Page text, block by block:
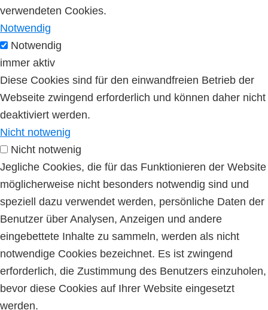
verwendeten Cookies.
Notwendig
Notwendig
immer aktiv
Diese Cookies sind für den einwandfreien Betrieb der
Webseite zwingend erforderlich und können daher nicht
deaktiviert werden.
Nicht notwenig
Nicht notwenig
Jegliche Cookies, die für das Funktionieren der Website
möglicherweise nicht besonders notwendig sind und
speziell dazu verwendet werden, persönliche Daten der
Benutzer über Analysen, Anzeigen und andere
eingebettete Inhalte zu sammeln, werden als nicht
notwendige Cookies bezeichnet. Es ist zwingend
erforderlich, die Zustimmung des Benutzers einzuholen,
bevor diese Cookies auf Ihrer Website eingesetzt
werden.